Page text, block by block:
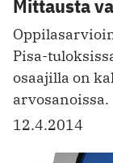
Mittausta
Pisa-
osaajilla on
arvosanoissa.
12.4.2014